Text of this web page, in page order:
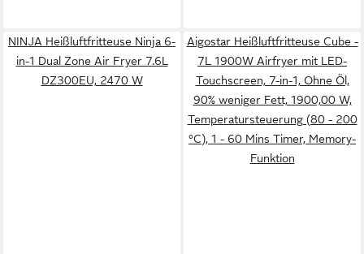
NINJA Heißluftfritteuse Ninja 6-
in-1 Dual Zone Air Fryer 7.6L
DZ300EU, 2470 W
Aigostar Heißluftfritteuse Cube -
7L 1900W Airfryer mit LED-
Touchscreen, 7-in-1, Ohne Öl,
90% weniger Fett, 1900,00 W,
Temperatursteuerung (80 - 200
°C), 1 - 60 Mins Timer, Memory-
Funktion